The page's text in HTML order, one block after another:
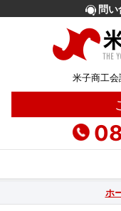
問い
米子商工会
ホ